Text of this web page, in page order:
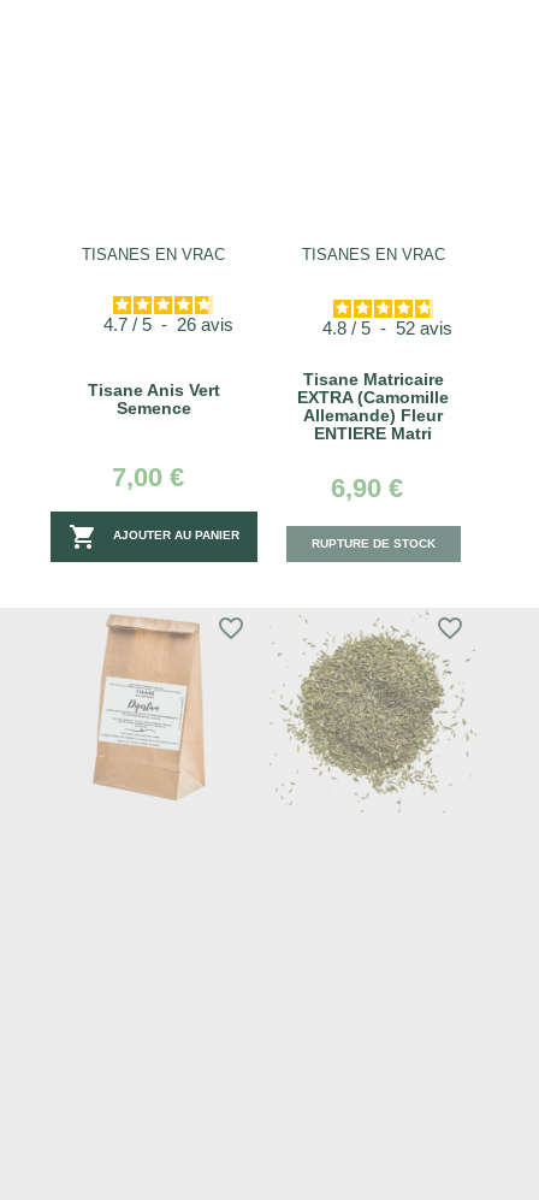
TISANES EN VRAC
4.7 / 5 - 26 avis
Tisane Anis Vert
Semence
7,00 €
 AJOUTER AU PANIER
TISANES EN VRAC
4.8 / 5 - 52 avis
Tisane Matricaire
EXTRA (Camomille
Allemande) Fleur
ENTIERE Matri
6,90 €
RUPTURE DE STOCK
favorite_border favorite_border